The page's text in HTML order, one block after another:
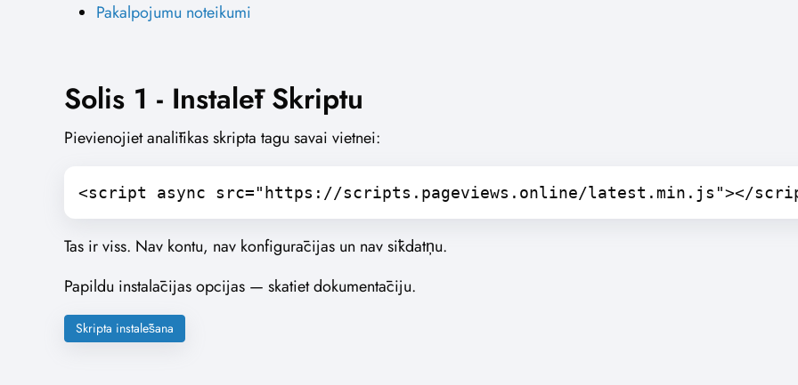
Pakalpojumu noteikumi
Solis 1 - Instalēt Skriptu
Pievienojiet analītikas skripta tagu savai vietnei:
<script async src="https://scripts.pageviews.online/latest.min.js"></
Tas ir viss. Nav kontu, nav konfigurācijas un nav sīkdatņu.
Papildu instalācijas opcijas — skatiet dokumentāciju.
Skripta instalēšana